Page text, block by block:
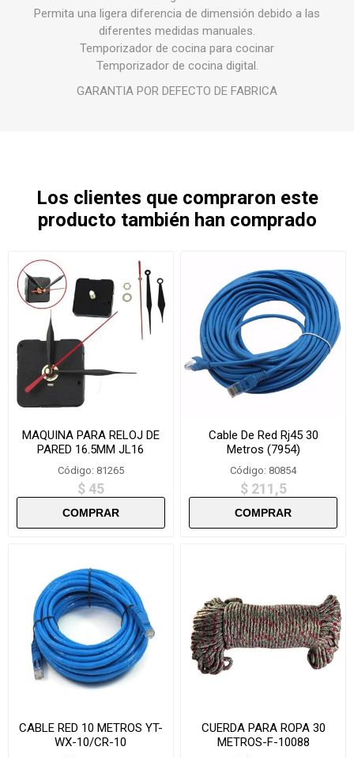
Permita una ligera diferencia de dimensión debido a las
diferentes medidas manuales.
Temporizador de cocina para cocinar
Temporizador de cocina digital.
GARANTIA POR DEFECTO DE FABRICA
Los clientes que compraron este
producto también han comprado
MAQUINA PARA RELOJ DE
PARED 16.5MM JL16
Código: 81265
$ 45
Cable De Red Rj45 30
Metros (7954)
Código: 80854
$ 211,5
CABLE RED 10 METROS YT-
WX-10/CR-10
CUERDA PARA ROPA 30
METROS-F-10088